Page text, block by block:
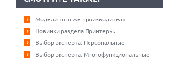
Модели того же производителя
Новинки раздела Принтеры.
Выбор эксперта. Персональные
Выбор эксперта. Многофункциональные